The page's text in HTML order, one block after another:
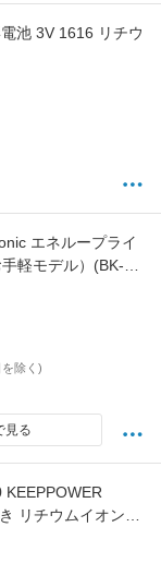
池 3V 1616 リチウ
エネループライ
軽モデル）(BK-
除く)
見る
KEEPPOWER
リチウムイオンバ
PSEマーク取得